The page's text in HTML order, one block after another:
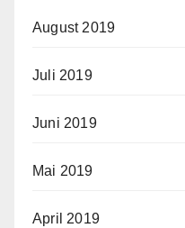
August 2019
Juli 2019
Juni 2019
Mai 2019
April 2019